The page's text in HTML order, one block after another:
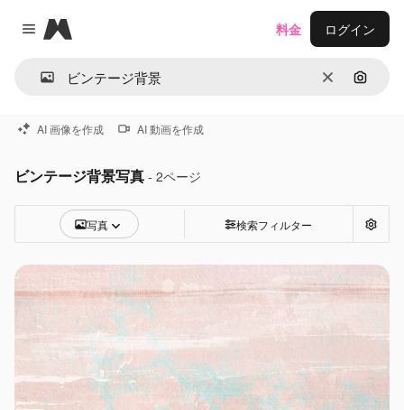
Close menu
Magnific
消去 画像で
料金 ログイン
AI 画像を作成 AI 動画を作成
ビンテージ背景写真 - 2ページ
写真 検索フィルター